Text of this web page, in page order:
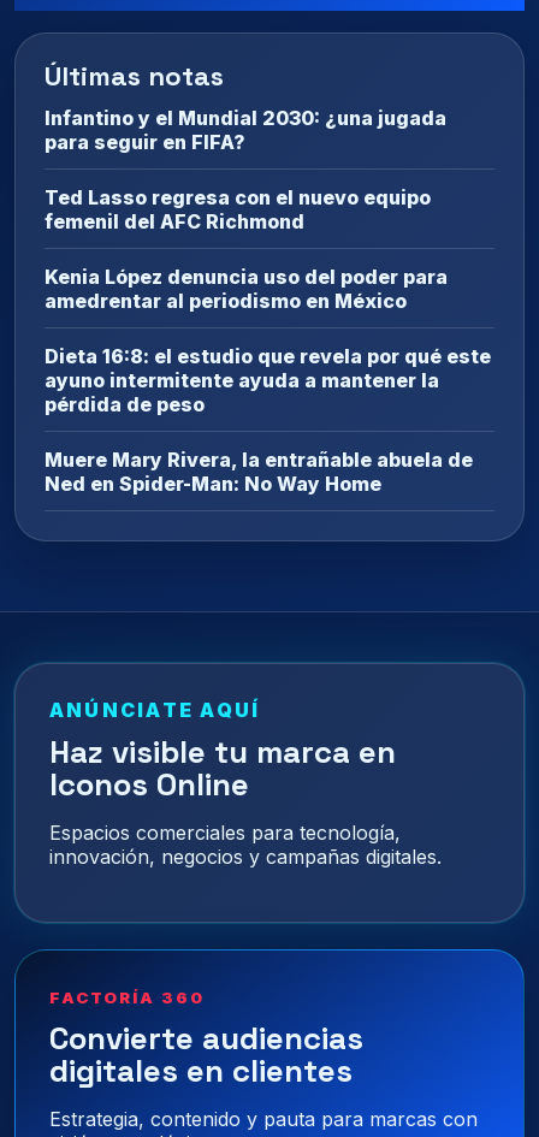
Últimas notas
Infantino y el Mundial 2030: ¿una jugada
para seguir en FIFA?
Ted Lasso regresa con el nuevo equipo
femenil del AFC Richmond
Kenia López denuncia uso del poder para
amedrentar al periodismo en México
Dieta 16:8: el estudio que revela por qué este
ayuno intermitente ayuda a mantener la
pérdida de peso
Muere Mary Rivera, la entrañable abuela de
Ned en Spider-Man: No Way Home
ANÚNCIATE AQUÍ
Haz visible tu marca en
Iconos Online
Espacios comerciales para tecnología,
innovación, negocios y campañas digitales.
FACTORÍA 360
Convierte audiencias
digitales en clientes
Estrategia, contenido y pauta para marcas con